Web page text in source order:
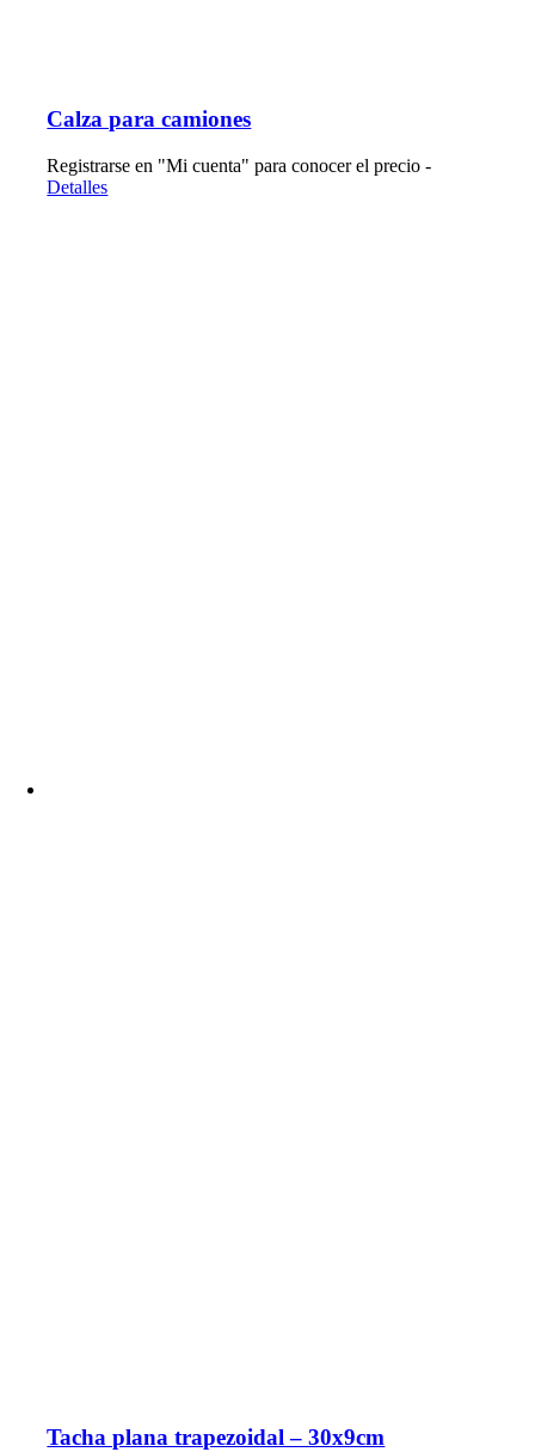
Calza para camiones
Registrarse en "Mi cuenta" para conocer el precio -
Detalles
Tacha plana trapezoidal – 30x9cm